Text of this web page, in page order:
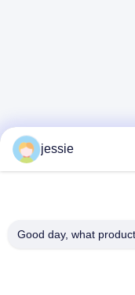
jessie
Good day, what